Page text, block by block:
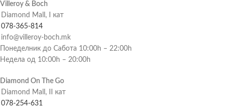
Villeroy & Boch
Diamond Mall, I кат
078-365-814
info@villeroy-boch.mk
Понеделник до Сабота 10:00h – 22:00h
Недела од 10:00h – 20:00h
Diamond On The Go
Diamond Mall, II кат
078-254-631